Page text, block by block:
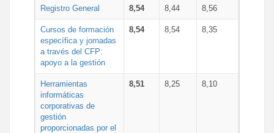
Registro General 8,54 8,44 8,56
Cursos de formación
específica y jornadas
a través del CFP:
apoyo a la gestión
8,54 8,54 8,35
Herramientas
informáticas
corporativas de
gestión
proporcionadas por el
8,51 8,25 8,10